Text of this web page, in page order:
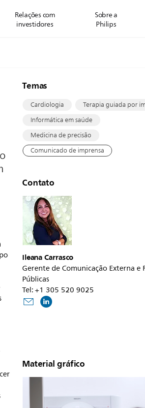
Relações com
investidores
Sobre a
Philips
Temas
Cardiologia
Terapia guiada por
Informática em saúde
Medicina de precisão
Comunicado de imprensa
Contato
Ileana Carrasco
Gerente de Comunicação Externa e
Públicas
Tel: +1 305 520 9025
Material gráfico